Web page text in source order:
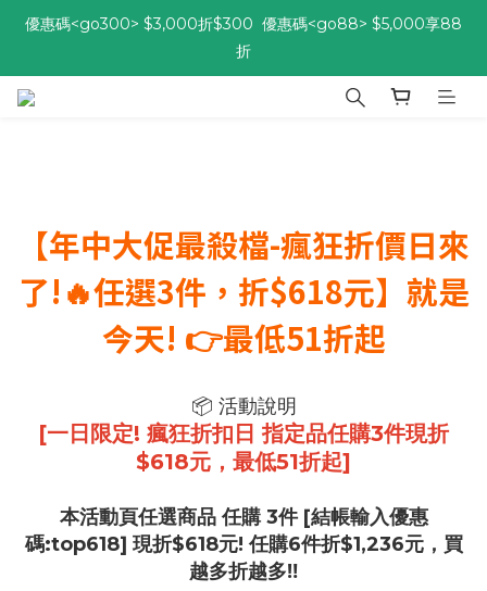
優惠碼<go300> $3,000折$300  優惠碼<go88> $5,000享88
折
優惠碼<go300> $3,000折$300  優惠碼<go88> $5,000享88
折
[自由配每期都85折!] 免綁約! 選擇多、任搭任選，立即了解活動>>
【年中大促最殺檔-瘋狂折價日來
了!🔥任選3件，折$618元】就是
今天! 👉最低51折起
📦 活動說明
[一日限定! 瘋狂折扣日 指定品任購3件現折
$618元，最低51折起]
本活動頁任選商品 任購 3件 [結帳輸入優惠
碼:top618] 現折$618元! 任購6件折$1,236元，買
越多折越多‼️